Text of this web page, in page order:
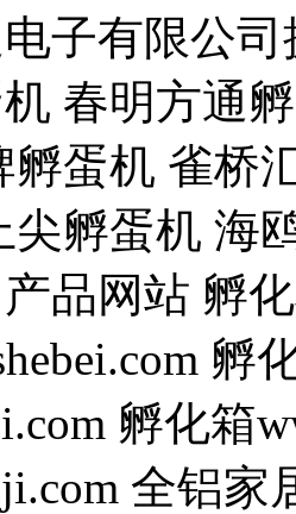
子有限公
春明方通
孵蛋机 雀桥
尖孵蛋机 海
品网站 孵
孵
孵化箱
全铝家